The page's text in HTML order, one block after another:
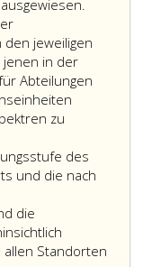
RSG
die
den
jeweiligen
jenen in der
Abteilungen
zu
des
und die nach
die
Standorten